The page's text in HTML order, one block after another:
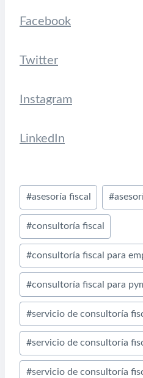
Facebook
Twitter
Instagram
LinkedIn
Etiquetas
de
la
entrada:
#asesoría fiscal #
#consultoría fiscal
#consultoría fiscal para
#consultoría fiscal para
#servicio de consultoría
#servicio de consultoría
#servicio de consultoría